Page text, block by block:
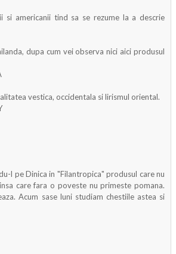
si americanii tind sa se rezume la a descrie
dupa cum vei observa nici aici produsul
vestica, occidentala si lirismul oriental.
l pe Dinica in "Filantropica" produsul care nu
care fara o poveste nu primeste pomana.
Acum sase luni studiam chestiile astea si